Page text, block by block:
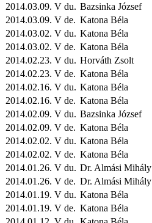
2014.03.09. V du. Bazsinka József
2014.03.09. V de. Katona Béla
2014.03.02. V du. Katona Béla
2014.03.02. V de. Katona Béla
2014.02.23. V du. Horváth Zsolt
2014.02.23. V de. Katona Béla
2014.02.16. V du. Katona Béla
2014.02.16. V de. Katona Béla
2014.02.09. V du. Bazsinka József
2014.02.09. V de. Katona Béla
2014.02.02. V du. Katona Béla
2014.02.02. V de. Katona Béla
2014.01.26. V du. Dr. Almási Mihály
2014.01.26. V de. Dr. Almási Mihály
2014.01.19. V du. Katona Béla
2014.01.19. V de. Katona Béla